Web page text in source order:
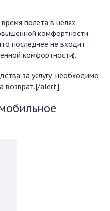
полета в целях
комфортности
последнее не входит
комфортности).
за услугу, необходимо
возврат.[/alert]